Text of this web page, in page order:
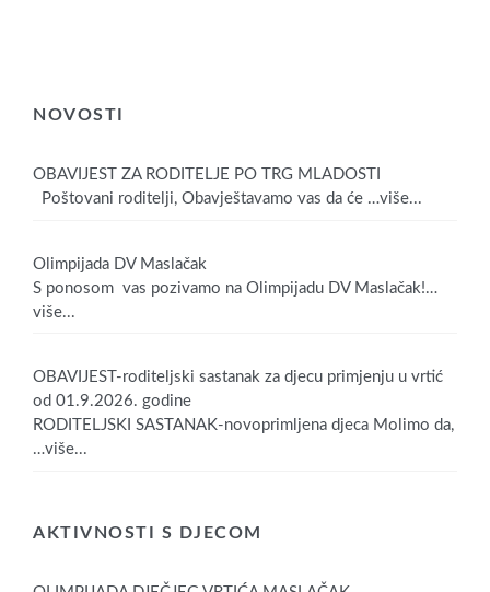
NOVOSTI
OBAVIJEST ZA RODITELJE PO TRG MLADOSTI
Poštovani roditelji, Obavještavamo vas da će …više...
Olimpijada DV Maslačak
S ponosom vas pozivamo na Olimpijadu DV Maslačak!…
više...
OBAVIJEST-roditeljski sastanak za djecu primjenju u vrtić
od 01.9.2026. godine
RODITELJSKI SASTANAK-novoprimljena djeca Molimo da,
…više...
AKTIVNOSTI S DJECOM